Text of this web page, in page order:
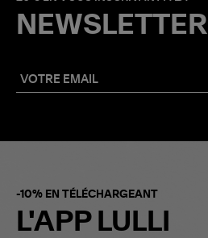
NEWSLETTER
-10% EN TÉLÉCHARGEANT
L'APP LULLI